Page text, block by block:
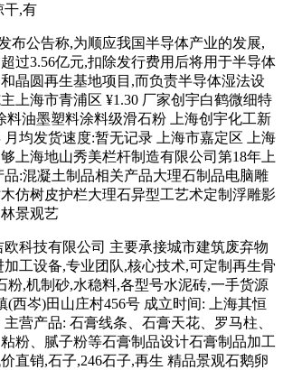
干,有
布公告称,为顺应我国半导体产业的发展,
过3.56亿元,扣除发行费用后将用于半导体
晶圆再生基地项目,而负责半导体湿法设
上海市青浦区 ¥1.30 厂家创宇白鹤微细特
料油墨塑料涂料级滑石粉 上海创宇化工新
月均发货速度:暂无记录 上海市嘉定区 上海
上海地山秀美栏杆制造有限公司第18年上
:混凝土制品相关产品大理石制品电脑雕
仿树皮护栏大理石异型工艺术定制浮雕影
景观艺
科技有限公司 主要承接城市建筑废弃物
工设备,专业团队,核心技术,可定制再生骨
粉,机制砂,水稳料,各型号水泥砖,一手货源
(西岑)田山庄村456号 成立时间: 上海其恒
营产品: 石膏线条、石膏天花、罗马柱、
粉、腻子粉等石膏制品设计石膏制品加工
直销,石子,246石子,再生 精品景观石鹅卵